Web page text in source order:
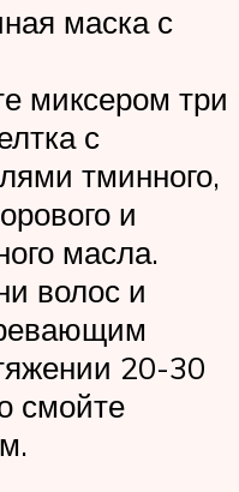
маска с
миксером три
с
тминного,
и
масла.
волос и
20-30
смойте